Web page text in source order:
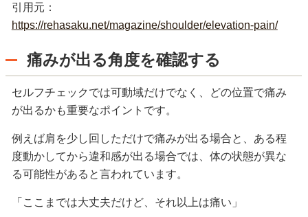
引用元：
https://rehasaku.net/magazine/shoulder/elevation-pain/
痛みが出る角度を確認する
セルフチェックでは可動域だけでなく、どの位置で痛み
が出るかも重要なポイントです。
例えば肩を少し回しただけで痛みが出る場合と、ある程
度動かしてから違和感が出る場合では、体の状態が異な
る可能性があると言われています。
「ここまでは大丈夫だけど、それ以上は痛い」